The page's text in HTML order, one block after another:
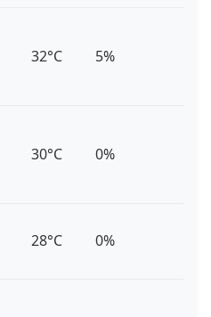
32°C 5%
30°C 0%
28°C 0%